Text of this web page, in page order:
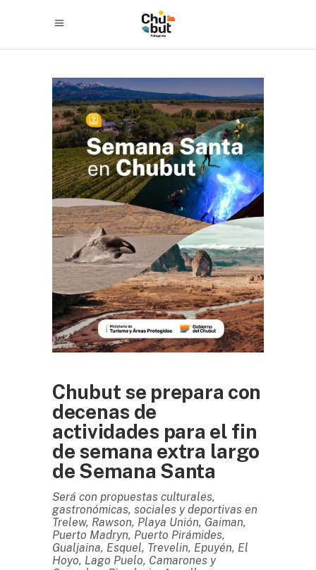
Chubut se prepara con
decenas de
actividades para el fin
de semana extra largo
de Semana Santa
Será con propuestas culturales,
gastronómicas, sociales y deportivas en
Trelew, Rawson, Playa Unión, Gaiman,
Puerto Madryn, Puerto Pirámides,
Gualjaina, Esquel, Trevelin, Epuyén, El
Hoyo, Lago Puelo, Camarones y